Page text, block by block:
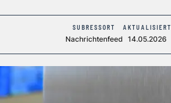
SUBRESSORT
Nachrichtenfeed
AKTUALISIERT
14.05.2026